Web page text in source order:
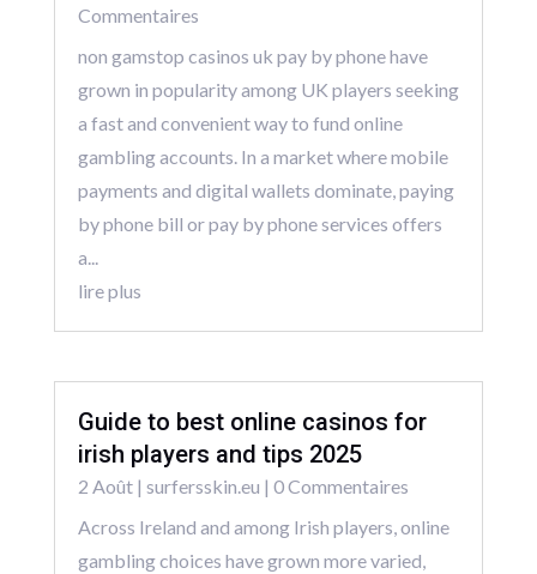
Commentaires
non gamstop casinos uk pay by phone have
grown in popularity among UK players seeking
a fast and convenient way to fund online
gambling accounts. In a market where mobile
payments and digital wallets dominate, paying
by phone bill or pay by phone services offers
a...
lire plus
Guide to best online casinos for
irish players and tips 2025
2 Août| surfersskin.eu | 0 Commentaires
Across Ireland and among Irish players, online
gambling choices have grown more varied,